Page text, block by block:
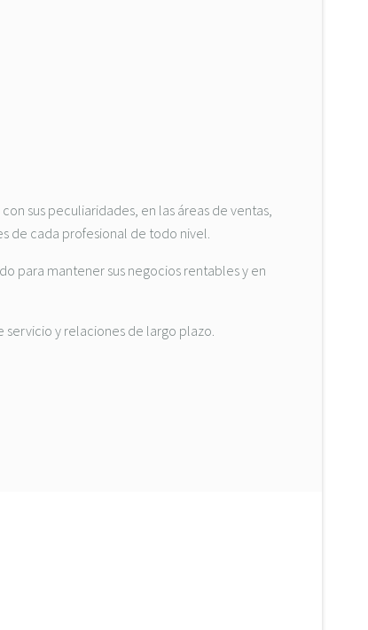
sus peculiaridades, en las áreas de ventas,
de cada profesional de todo nivel.
para mantener sus negocios rentables y en
y relaciones de largo plazo.